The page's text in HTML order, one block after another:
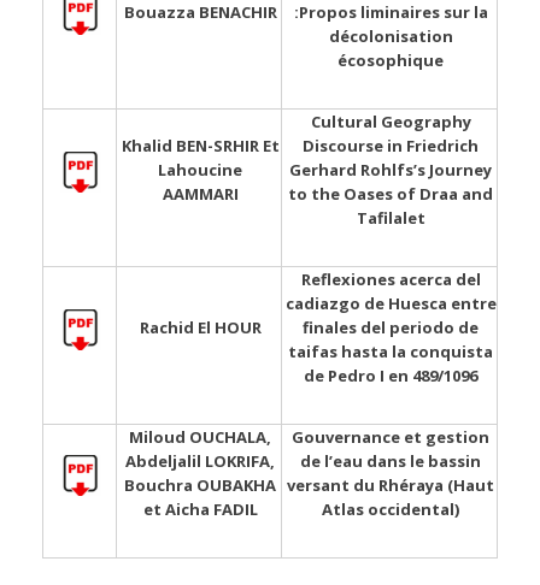
Bouazza BENACHIR
:Propos liminaires sur la
décolonisation
écosophique
Khalid BEN-SRHIR Et
Lahoucine
AAMMARI
Cultural Geography
Discourse in Friedrich
Gerhard Rohlfs’s Journey
to the Oases of Draa and
Tafilalet
Rachid El HOUR
Reflexiones acerca del
cadiazgo de Huesca entre
finales del periodo de
taifas hasta la conquista
de Pedro I en 489/1096
Miloud OUCHALA,
Abdeljalil LOKRIFA,
Bouchra OUBAKHA
et Aicha FADIL
Gouvernance et gestion
de l’eau dans le bassin
versant du Rhéraya (Haut
Atlas occidental)